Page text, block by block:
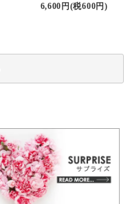
6,600円(税600円)